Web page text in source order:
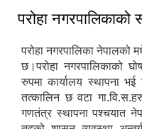
परोहा नगरपालिकाको
परोहा नगरपालिका नेपालको
छ।परोहा नगरपालिकाको
रुपमा कार्यालय स्थापना
तत्कालिन छ वटा
गणतंत्र स्थापना पश्चयात